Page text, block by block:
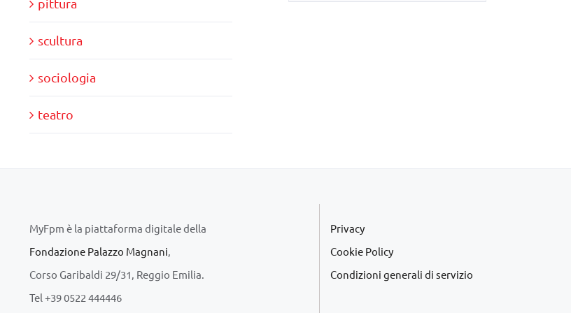
scultura
sociologia
teatro
MyFpm è la piattaforma digitale della
Fondazione Palazzo Magnani
Corso Garibaldi 29/31, Reggio Emilia.
Tel +39 0522 444446
Privacy
Cookie Policy
Condizioni generali di servizio